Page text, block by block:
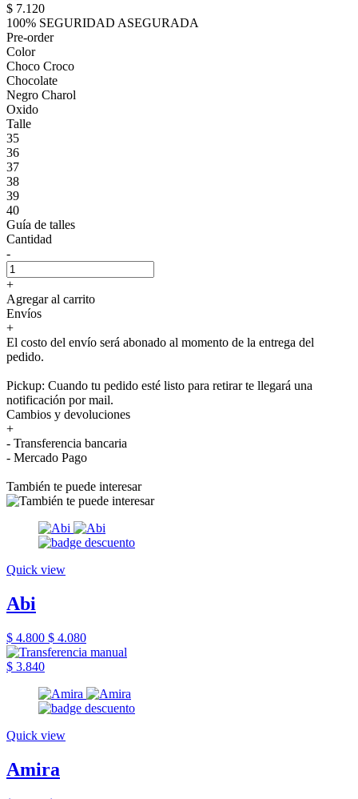
$ 7.120
100% SEGURIDAD ASEGURADA
Pre-order
Color
Choco Croco
Chocolate
Negro Charol
Oxido
Talle
35
36
37
38
39
40
Guía de talles
Cantidad
-
+
Agregar al carrito
Envíos
+
El costo del envío será abonado al momento de la entrega del
pedido.
Pickup: Cuando tu pedido esté listo para retirar te llegará una
notificación por mail.
Cambios y devoluciones
+
- Transferencia bancaria
- Mercado Pago
También te puede interesar
Quick view
Abi
$ 4.800 $ 4.080
$ 3.840
Quick view
Amira